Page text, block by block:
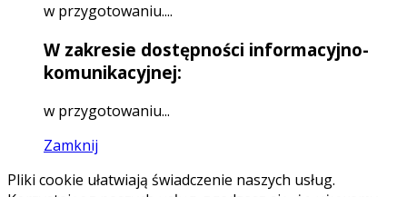
w przygotowaniu....
W zakresie dostępności informacyjno-
komunikacyjnej:
w przygotowaniu...
Zamknij
Pliki cookie ułatwiają świadczenie naszych usług.